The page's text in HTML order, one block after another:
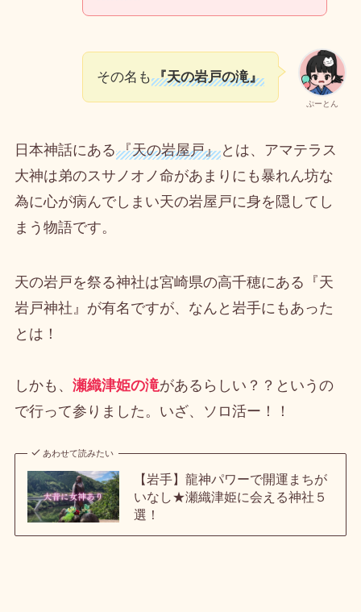
ぷーとん
その名も『天の岩戸の滝』
日本神話にある『天の岩屋戸』とは、アマテラス
大神は弟のスサノオノ命があまりにも暴れん坊な
為に心が病んでしまい天の岩屋戸に身を隠してし
まう物語です。
天の岩戸を祭る神社は宮崎県の高千穂にある『天
岩戸神社』が有名ですが、なんと岩手にもあった
とは！
しかも、 瀬織津姫の滝があるらしい？？というの
で行って参りました。いざ、ソロ活ー！！
あわせて読みたい
【岩手】龍神パワーで開運まちが
いなし★瀬織津姫に会える神社５
選！